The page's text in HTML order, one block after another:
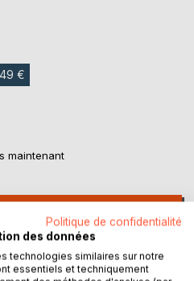
€
maintenant
Politique de confidentialité
des données
technologies similaires sur notre
essentiels et techniquement